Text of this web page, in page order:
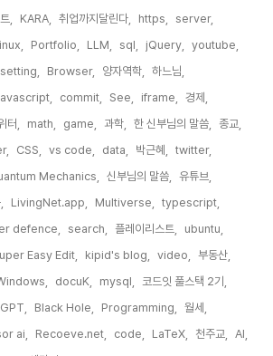
, KARA, 취업까지달린다, https,
server,
Portfolio, LLM, sql, jQuery,
youtube,
setting, Browser, 양자역학,
하느님,
commit, See, iframe,
경제,
터, math, game, 과학, 한 신부님의 말씀,
종교,
CSS, vs code, data, 박근혜,
twitter,
Mechanics, 신부님의 말씀,
유튜브,
LivingNet.app, Multiverse,
typescript,
defence, search, 플레이리스트,
ubuntu,
Easy Edit, kipid's blog, video,
부동산,
docuK, mysql,
코드잇 풀스택 2기,
Black Hole, Programming,
월세,
ai, Recoeve.net, code, LaTeX, 천주교,
AI,